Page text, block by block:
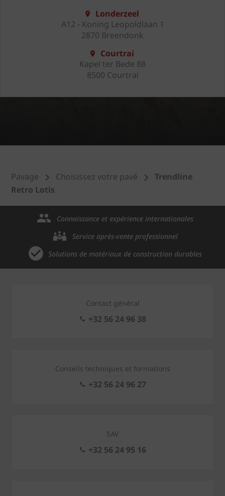
Londerzeel
A12 - Koning Leopoldlaan 1
2870 Breendonk
Courtrai
Kapel ter Bede 88
8500 Courtrai
Pavage Choisissez votre pavé
Trendline
Retro Lotis
Connaissance et expérience internationales
Service après-vente professionnel
Solutions de matériaux de construction durables
Contact général
+32 56 24 96 38
Conseils techniques et formations
+32 56 24 96 27
SAV
+32 56 24 95 16